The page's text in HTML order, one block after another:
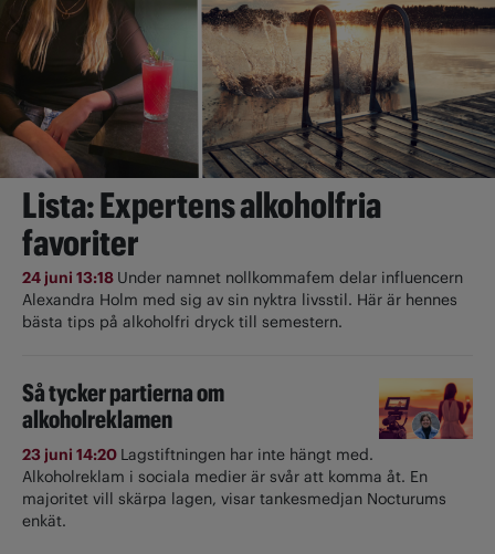
Lista: Expertens alkoholfria
favoriter
24 juni 13:18 Under namnet nollkommafem delar influencern
Alexandra Holm med sig av sin nyktra livsstil. Här är hennes
bästa tips på alkoholfri dryck till semestern.
Så tycker partierna om
alkoholreklamen
23 juni 14:20 Lagstiftningen har inte hängt med.
Alkoholreklam i sociala medier är svår att komma åt. En
majoritet vill skärpa lagen, visar tankesmedjan Nocturums
enkät.